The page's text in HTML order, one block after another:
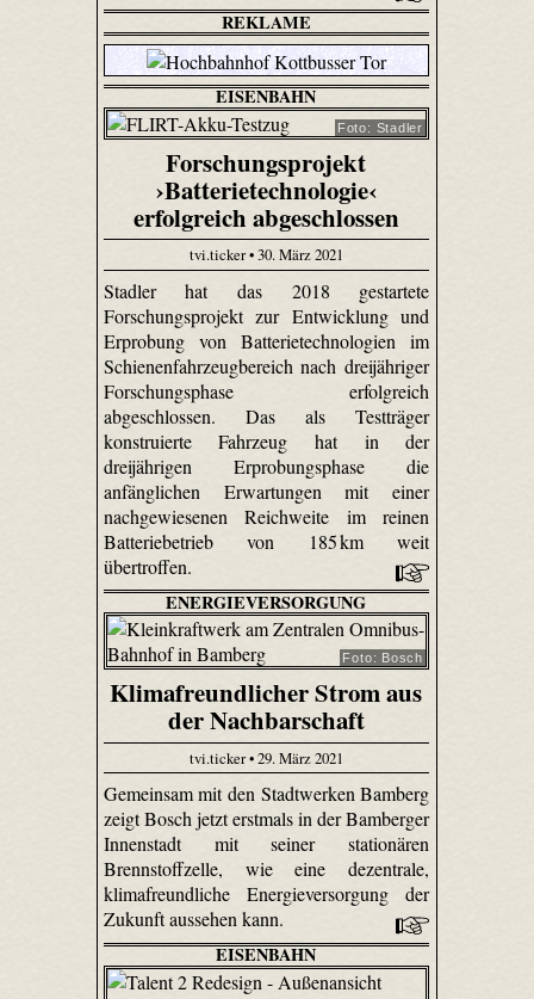
REKLAME
EISENBAHN
Foto: Stadler
Forschungsprojekt
›Batterietechnologie‹
erfolgreich abgeschlossen
tvi.ticker • 30. März 2021
Stadler hat das 2018 gestartete
Forschungsprojekt zur Entwicklung und
Erprobung von Batterietechnologien im
Schienenfahrzeugbereich nach dreijähriger
Forschungsphase erfolgreich
abgeschlossen. Das als Testträger
konstruierte Fahrzeug hat in der
dreijährigen Erprobungsphase die
anfänglichen Erwartungen mit einer
nachgewiesenen Reichweite im reinen
Batteriebetrieb von 185 km weit
übertroffen.
ENERGIEVERSORGUNG
Foto: Bosch
Klimafreundlicher Strom aus
der Nachbarschaft
tvi.ticker • 29. März 2021
Gemeinsam mit den Stadtwerken Bamberg
zeigt Bosch jetzt erstmals in der Bamberger
Innenstadt mit seiner stationären
Brennstoffzelle, wie eine dezentrale,
klimafreundliche Energieversorgung der
Zukunft aussehen kann.
EISENBAHN